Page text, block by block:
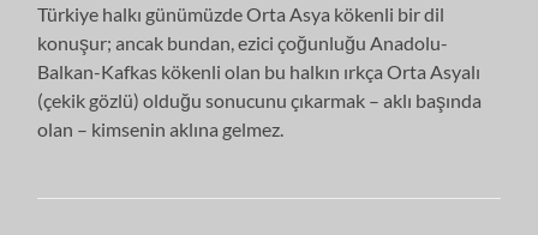
Türkiye halkı günümüzde Orta Asya kökenli bir dil
konuşur; ancak bundan, ezici çoğunluğu Anadolu-
Balkan-Kafkas kökenli olan bu halkın ırkça Orta Asyalı
(çekik gözlü) olduğu sonucunu çıkarmak – aklı başında
olan – kimsenin aklına gelmez.